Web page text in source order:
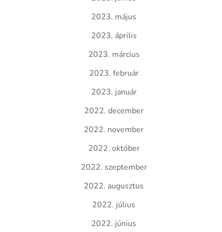
2023. május
2023. április
2023. március
2023. február
2023. január
2022. december
2022. november
2022. október
2022. szeptember
2022. augusztus
2022. július
2022. június